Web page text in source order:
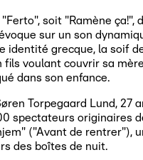
"Ferto", soit "Ramène ça!",
sur un son
identité grecque, la soif
fils voulant couvrir sa
dans son enfance.
Torpegaard Lund, 27
spectateurs originaires
("Avant de rentrer"),
des boîtes de nuit.